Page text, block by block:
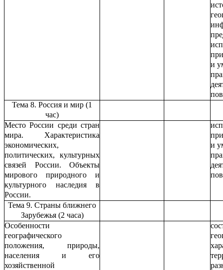
и
Тема 8. Россия и мир (1
час)
Место России среди стран
мира. Характеристика
экономических,
политических, культурных
связей России. Объекты
мирового природного и
культурного наследия в
России.
и
Тема 9. Страны ближнего
Зарубежья (2 часа)
Особенности
географического
положения, природы,
населения и его
хозяйственной